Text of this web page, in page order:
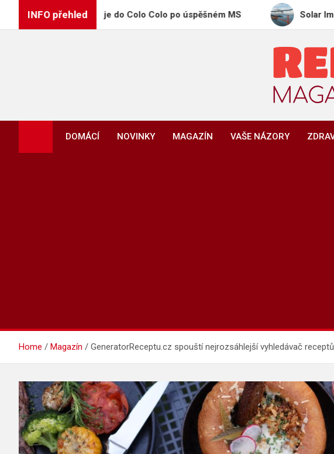
INFO přehled
přestupuje do Colo Colo po úspěšném MS Solar Impulse
DOMÁCÍ NOVINKY MAGAZÍN VAŠE NÁZORY
Home Magazín GeneratorReceptu.cz spouští nejrozsáhlejší vyhledávač